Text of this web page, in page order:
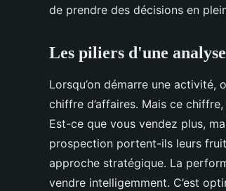
de prendre des décisions en
Les piliers d'une
Lorsqu’on démarre une activité,
chiffre d’affaires. Mais ce
Est-ce que vous vendez plus,
prospection portent-ils leurs
approche stratégique. La
vendre intelligemment. C’est